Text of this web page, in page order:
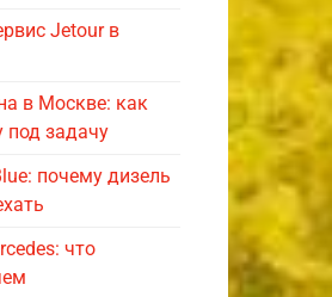
Jetour в
в Москве: как
под задачу
почему дизель
что